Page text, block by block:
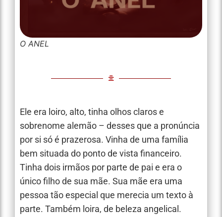
O ANEL
Ele era loiro, alto, tinha olhos claros e
sobrenome alemão – desses que a pronúncia
por si só é prazerosa. Vinha de uma família
bem situada do ponto de vista financeiro.
Tinha dois irmãos por parte de pai e era o
único filho de sua mãe. Sua mãe era uma
pessoa tão especial que merecia um texto à
parte. Também loira, de beleza angelical.